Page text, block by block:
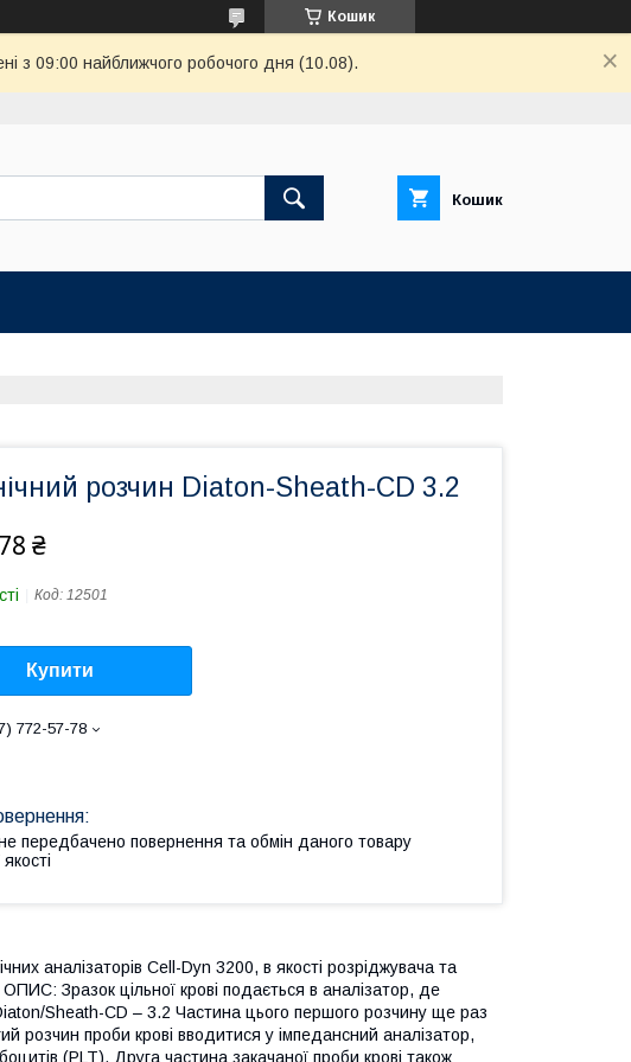
Кошик
з 09:00 найближчого робочого дня (10.08).
Кошик
розчин Diaton-Sheath-CD 3.2
₴
Код: 12501
Купити
772-57-78
передбачено повернення та обмін даного товару
аналізаторів Cell-Dyn 3200, в якості розріджувача та
Зразок цільної крові подається в аналізатор, де
Sheath-CD – 3.2 Частина цього першого розчину ще раз
розчин проби крові вводитися у імпедансний аналізатор,
(PLT). Друга частина закачаної проби крові також